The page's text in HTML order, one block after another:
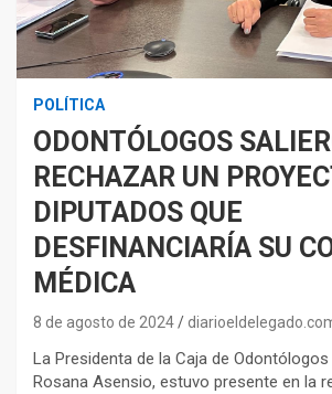
POLÍTICA
ODONTÓLOGOS
RECHAZAR UN
DIPUTADOS QUE
DESFINANCIARÍA SU
MÉDICA
8 de agosto de 2024
La Presidenta de la Caja de
Rosana Asensio, estuvo presente en la